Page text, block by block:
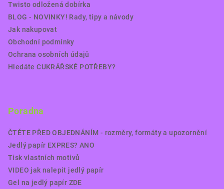
Twisto odložená dobírka
BLOG - NOVINKY! Rady, tipy a návody
Jak nakupovat
Obchodní podmínky
Ochrana osobních údajů
Hledáte CUKRÁŘSKÉ POTŘEBY?
Poradna
ČTĚTE PŘED OBJEDNÁNÍM - rozměry, formáty a upozornění
Jedlý papír EXPRES? ANO
Tisk vlastních motivů
VIDEO jak nalepit jedlý papír
Gel na jedlý papír ZDE